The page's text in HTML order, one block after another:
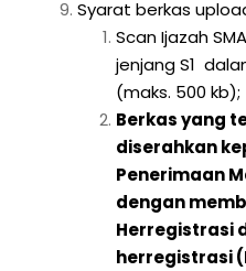
Syarat berkas
Scan Ijazah
jenjang S1
(maks. 500 kb);
Berkas yang
diserahkan
Penerimaan
dengan
Herregistrasi
herregistrasi